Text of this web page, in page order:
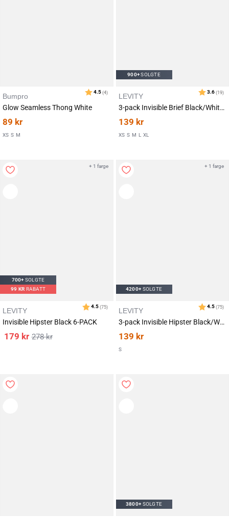
Karakter:
4.4(134)av 5 mulige
Bumpro
Glow Seamless Thong White
89 kr
XS S M
900+SOLGTE
LEVITY
3-pack Invisible Brief Black/White/Sand
139 kr
XS S M L XL
700+SOLGTE
99 KR RABATT
LEVITY
Invisible Hipster Black 6-PACK
278kr
179 kr
+ 1 farge
4200+SOLGTE
LEVITY
3-pack Invisible Hipster Black/White/Sand
139 kr
S
+ 1 farge
3800+SOLGTE